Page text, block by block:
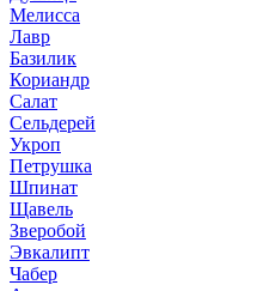
Мелисса
Лавр
Базилик
Кориандр
Салат
Сельдерей
Укроп
Петрушка
Шпинат
Щавель
Зверобой
Эвкалипт
Чабер